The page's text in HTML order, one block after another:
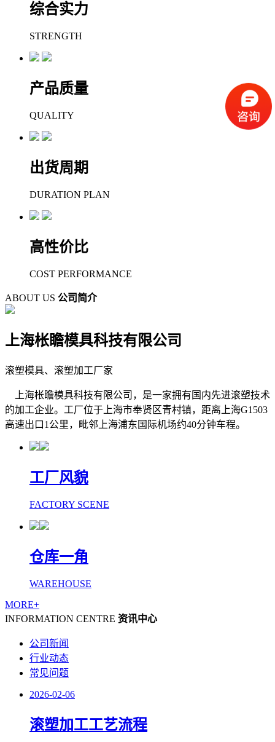
综合实力
STRENGTH
产品质量
QUALITY
出货周期
DURATION PLAN
高性价比
COST PERFORMANCE
ABOUT US 公司简介
上海枨瞻模具科技有限公司
滚塑模具、滚塑加工厂家
上海枨瞻模具科技有限公司，是一家拥有国内先进滚塑技术
的加工企业。工厂位于上海市奉贤区青村镇，距离上海G1503
高速出口1公里，毗邻上海浦东国际机场约40分钟车程。
工厂风貌
FACTORY SCENE
仓库一角
WAREHOUSE
MORE+
INFORMATION CENTRE 资讯中心
公司新闻
行业动态
常见问题
2026-02-06
滚塑加工工艺流程